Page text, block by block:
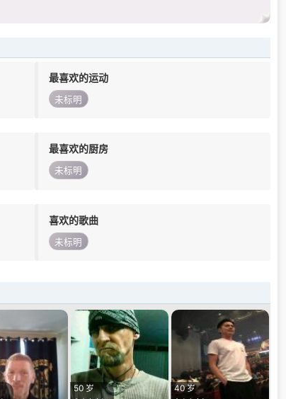
最喜欢的运动
未标明
最喜欢的厨房
未标明
喜欢的歌曲
未标明
50 岁
40 岁